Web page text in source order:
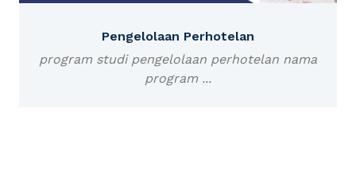
Pengelolaan Perhotelan
program studi pengelolaan perhotelan nama
program ...